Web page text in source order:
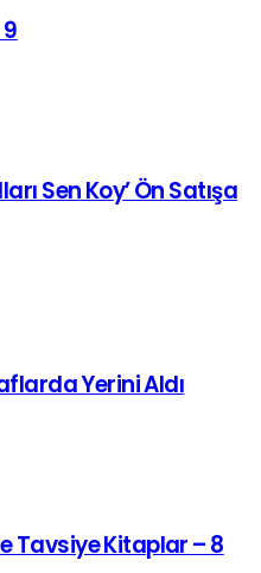
Sen Koy’ Ön Satışa
Yerini Aldı
Tavsiye Kitaplar – 8